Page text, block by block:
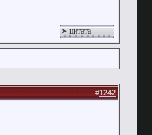
цитата
#1242